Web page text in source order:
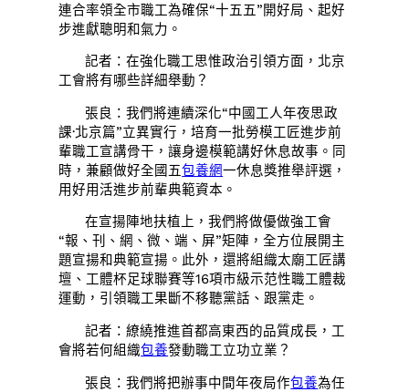
連合率領全市職工為確保“十五五”開好局、起好
步進獻聰明和氣力。
記者：在強化職工思惟政治引領方面，北京
工會將有哪些詳細舉動？
張良：我們將連續深化“中國工人年夜思政
課·北京篇”立異實行，培育一批勞模工匠進步前
輩職工宣講骨干，讓身邊模範講好休息故事。同
時，兼顧做好全國五包養網一休息獎推舉評選，
用好用活進步前輩典範資本。
在宣揚陣地扶植上，我們將做優做強工會
“報、刊、網、微、端、屏”矩陣，全方位展開主
題宣揚和典範宣揚。此外，還將組織太廟工匠講
壇、工體杯足球聯賽等16項市級示范性職工體裁
運動，引領職工果斷不移聽黨話、跟黨走。
記者：繚繞推進首都高東西的品質成長，工
會將若何組織包養發動職工立功立業？
張良：我們將把辦事中間年夜局作包養為任